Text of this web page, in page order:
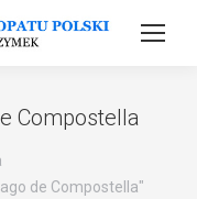
Compostella
de Compostella"